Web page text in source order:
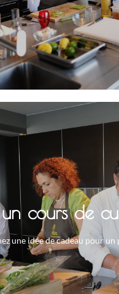
cours de
une idée de cadeau pour un